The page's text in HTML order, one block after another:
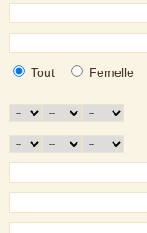
Tout Femelle